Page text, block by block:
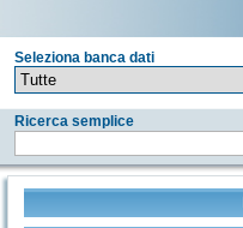
Seleziona banca dati
Ricerca semplice